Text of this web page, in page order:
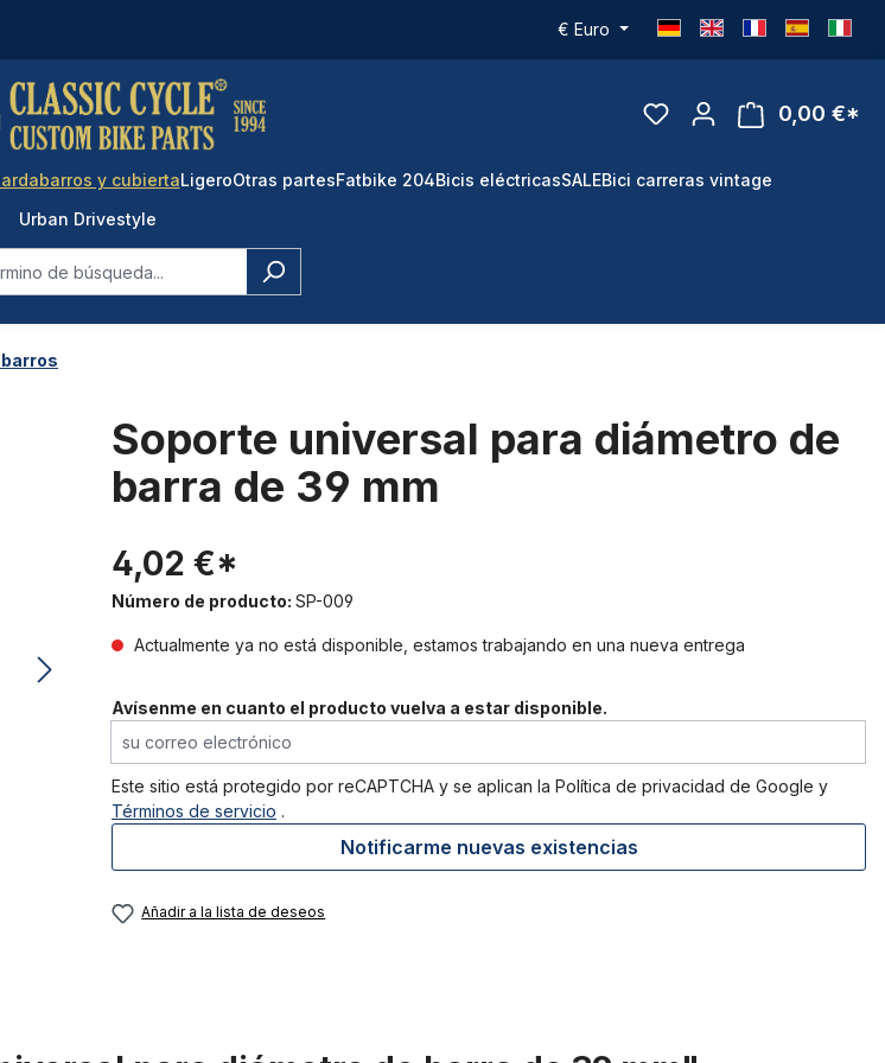
€ Euro
0,00 €*
y cubiertaLigeroOtras partesFatbike 204Bicis eléctricasSALEBici carreras vintage
Urban Drivestyle
Soporte universal para diámetro de
barra de 39 mm
4,02 €*
Número de producto: SP-009
Actualmente ya no está disponible, estamos trabajando en una nueva entrega
Avísenme en cuanto el producto vuelva a estar disponible.
su correo electrónico
Este sitio está protegido por reCAPTCHA y se aplican la Política de privacidad de Google y
Términos de servicio .
Notificarme nuevas existencias
Añadir a la lista de deseos